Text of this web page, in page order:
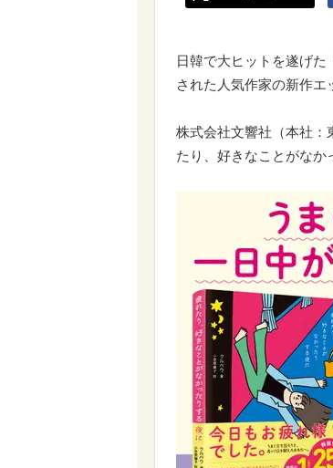
日韓で大ヒットを遂げ
された人気作家の新作エ
株式会社文響社（本社：
たり、好きなことがなか